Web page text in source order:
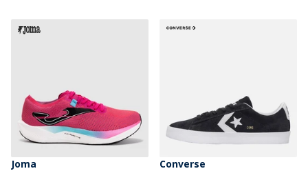
Joma
Converse